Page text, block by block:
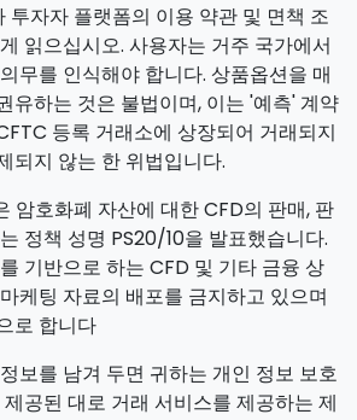
투자자 플랫폼의 이용 약관 및 면책 조
읽으십시오. 사용자는 거주 국가에서
무를 인식해야 합니다. 상품옵션을 매
유하는 것은 불법이며, 이는 '예측' 계약
등록 거래소에 상장되어 거래되지
되지 않는 한 위법입니다.
암호화폐 자산에 대한 CFD의 판매, 판
정책 성명 PS20/10을 발표했습니다.
반으로 하는 CFD 및 기타 금융 상
케팅 자료의 배포를 금지하고 있으며
로 합니다
보를 남겨 두면 귀하는 개인 정보 보호
공된 대로 거래 서비스를 제공하는 제